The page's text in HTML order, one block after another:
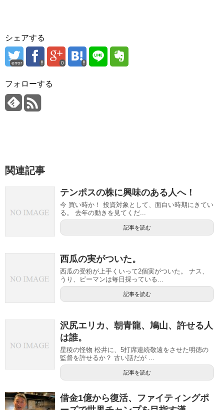
シェアする
error 0
フォローする
関連記事
テンポスの株に興味のある人へ！
今 買い時か！ 投資対象として、面白い時期にきてい
る。 去年の動きを見てくだ...
記事を読む
西瓜の実がついた。
西瓜の受粉が上手くいって2個実がついた。 ナス、
うり、ピーマンは毎日採っている...
記事を読む
沢尻エリカ、朝青龍、鳩山、許せる人
は誰。
星稜の怪物 松井に、5打席連続敬遠をさせた明徳の
監督を許せるか？ 古い話だが ...
記事を読む
借金1億から復活、ファイティングポ